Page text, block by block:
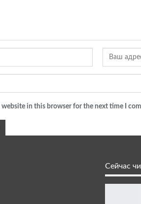
website in this browser for the next time I
Сейчас